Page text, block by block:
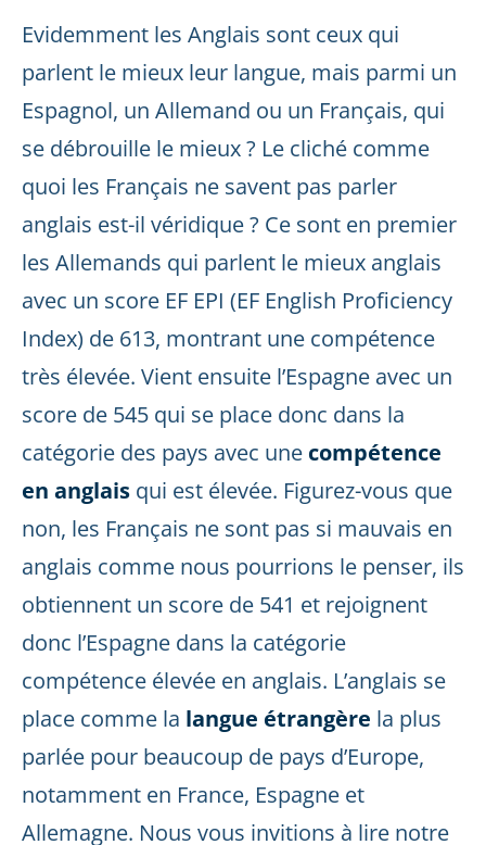
Evidemment les Anglais sont ceux qui
parlent le mieux leur langue, mais parmi un
Espagnol, un Allemand ou un Français, qui
se débrouille le mieux ? Le cliché comme
quoi les Français ne savent pas parler
anglais est-il véridique ? Ce sont en premier
les Allemands qui parlent le mieux anglais
avec un score EF EPI (EF English Proficiency
Index) de 613, montrant une compétence
très élevée. Vient ensuite l’Espagne avec un
score de 545 qui se place donc dans la
catégorie des pays avec une compétence
en anglais qui est élevée. Figurez-vous que
non, les Français ne sont pas si mauvais en
anglais comme nous pourrions le penser, ils
obtiennent un score de 541 et rejoignent
donc l’Espagne dans la catégorie
compétence élevée en anglais. L’anglais se
place comme la langue étrangère la plus
parlée pour beaucoup de pays d’Europe,
notamment en France, Espagne et
Allemagne. Nous vous invitions à lire notre